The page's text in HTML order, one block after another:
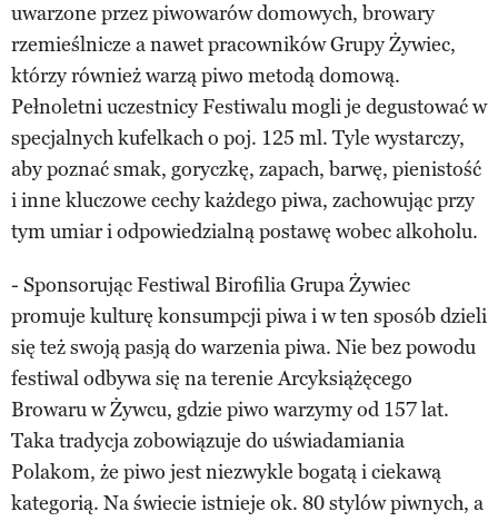
uwarzone przez piwowarów domowych, browary
rzemieślnicze a nawet pracowników Grupy Żywiec,
którzy również warzą piwo metodą domową.
Pełnoletni uczestnicy Festiwalu mogli je degustować w
specjalnych kufelkach o poj. 125 ml. Tyle wystarczy,
aby poznać smak, goryczkę, zapach, barwę, pienistość
i inne kluczowe cechy każdego piwa, zachowując przy
tym umiar i odpowiedzialną postawę wobec alkoholu.
- Sponsorując Festiwal Birofilia Grupa Żywiec
promuje kulturę konsumpcji piwa i w ten sposób dzieli
się też swoją pasją do warzenia piwa. Nie bez powodu
festiwal odbywa się na terenie Arcyksiążęcego
Browaru w Żywcu, gdzie piwo warzymy od 157 lat.
Taka tradycja zobowiązuje do uświadamiania
Polakom, że piwo jest niezwykle bogatą i ciekawą
kategorią. Na świecie istnieje ok. 80 stylów piwnych, a